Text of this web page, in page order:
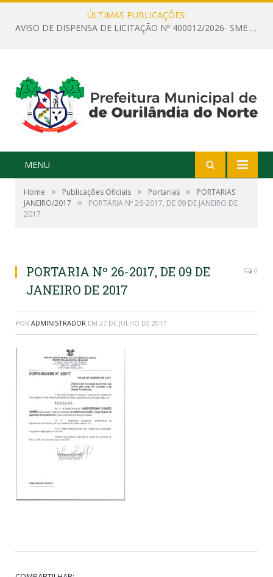
ÚLTIMAS PUBLICAÇÕES:
AVISO DE DISPENSA DE LICITAÇÃO Nº 400012/2026- SME – CONTRATAÇÃO DE EMPRESA ESPECIALIZADA PARA LOCAÇÃO DE ÔNIBUS EXECUTIVO COM CAPACIDADE DE 60 (SESSENTA) POLTRONAS, PARA TRANSPORTAR PROFESSORES RESPONSÁVEIS E ALUNOS PARA BRASÍLIA, COM SAÍDA DIA 10/08/2026 E RETORNO DIA 14/08/2026
MENU
Home » Publicações Oficiais » Portarias »
PORTARIAS
JANEIRO/2017
»
PORTARIA Nº 26-2017, DE 09 DE JANEIRO DE
2017​
PORTARIA Nº 26-2017, DE 09 DE
JANEIRO DE 2017​
0
POR ADMINISTRADOR EM 27 DE JULHO DE 2017